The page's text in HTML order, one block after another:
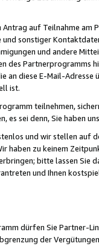
Antrag auf Teilnahme
sonstiger
und andere
des Partnerprogramms
an diese E-Mail-
ist.
teilnehmen,
es sei denn, Sie haben
und wir stellen auf
haben zu keinem
bitte lassen Sie
und Ihnen
dürfen Sie Partner-
der